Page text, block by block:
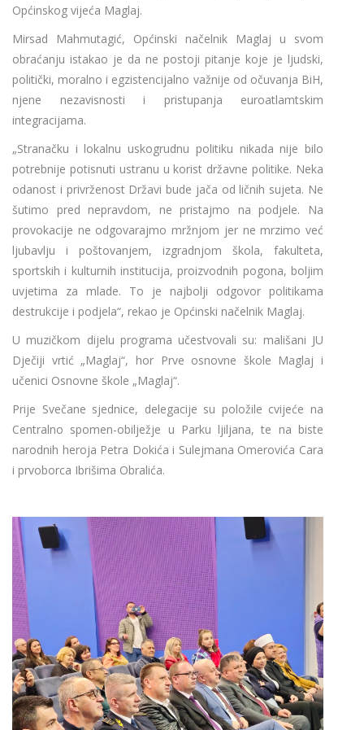
Općinskog vijeća Maglaj.
Mirsad Mahmutagić, Općinski načelnik Maglaj u svom
obraćanju istakao je da ne postoji pitanje koje je ljudski,
politički, moralno i egzistencijalno važnije od očuvanja BiH,
njene nezavisnosti i pristupanja euroatlamtskim
integracijama.
„Stranačku i lokalnu uskogrudnu politiku nikada nije bilo
potrebnije potisnuti ustranu u korist državne politike. Neka
odanost i privrženost Državi bude jača od ličnih sujeta. Ne
šutimo pred nepravdom, ne pristajmo na podjele. Na
provokacije ne odgovarajmo mržnjom jer ne mrzimo već
ljubavlju i poštovanjem, izgradnjom škola, fakulteta,
sportskih i kulturnih institucija, proizvodnih pogona, boljim
uvjetima za mlade. To je najbolji odgovor politikama
destrukcije i podjela“, rekao je Općinski načelnik Maglaj.
U muzičkom dijelu programa učestvovali su: mališani JU
Dječiji vrtić „Maglaj“, hor Prve osnovne škole Maglaj i
učenici Osnovne škole „Maglaj“.
Prije Svečane sjednice, delegacije su položile cvijeće na
Centralno spomen-obilježje u Parku ljiljana, te na biste
narodnih heroja Petra Dokića i Sulejmana Omerovića Cara
i prvoborca Ibrišima Obralića.